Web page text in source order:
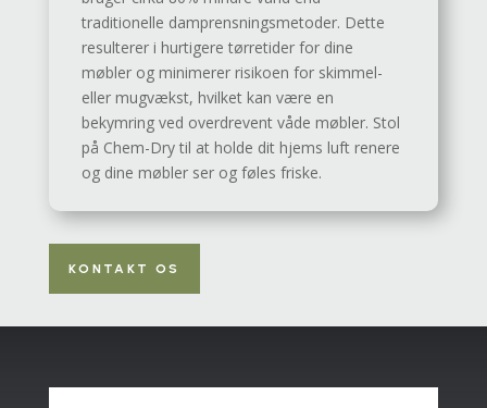
traditionelle damprensningsmetoder. Dette
resulterer i hurtigere tørretider for dine
møbler og minimerer risikoen for skimmel-
eller mugvækst, hvilket kan være en
bekymring ved overdrevent våde møbler. Stol
på Chem-Dry til at holde dit hjems luft renere
og dine møbler ser og føles friske.
KONTAKT OS